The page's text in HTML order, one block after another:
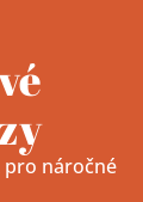
pro náročné